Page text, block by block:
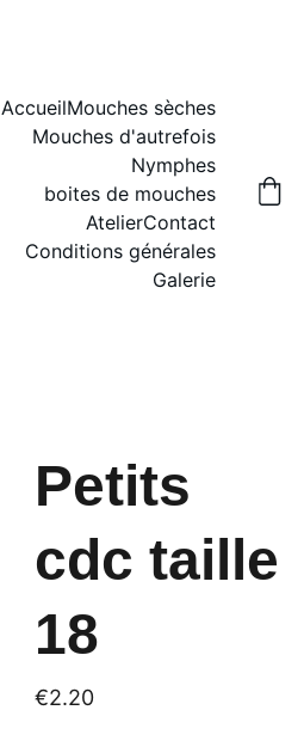
AccueilMouches sèches
Mouches d'autrefois
Nymphes
boites de mouches
AtelierContact
Conditions générales
Galerie
Petits
cdc taille
18
€2.20